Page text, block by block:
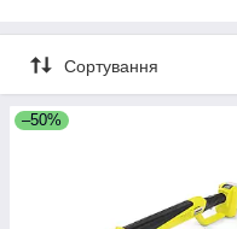
Сортування
–50%